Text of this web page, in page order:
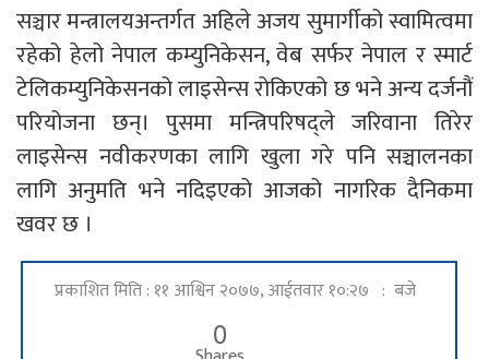
सञ्चार मन्त्रालयअन्तर्गत अहिले अजय सुमार्गीको स्वामित्वमा
रहेको हेलो नेपाल कम्युनिकेसन, वेब सर्फर नेपाल र स्मार्ट
टेलिकम्युनिकेसनको लाइसेन्स रोकिएको छ भने अन्य दर्जनौं
परियोजना छन्। पुसमा मन्त्रिपरिषद्ले जरिवाना तिरेर
लाइसेन्स नवीकरणका लागि खुला गरे पनि सञ्चालनका
लागि अनुमति भने नदिइएको आजको नागरिक दैनिकमा
खवर छ ।
प्रकाशित मिति : ११ आश्विन २०७७, आईतवार १०:२७ : बजे
0